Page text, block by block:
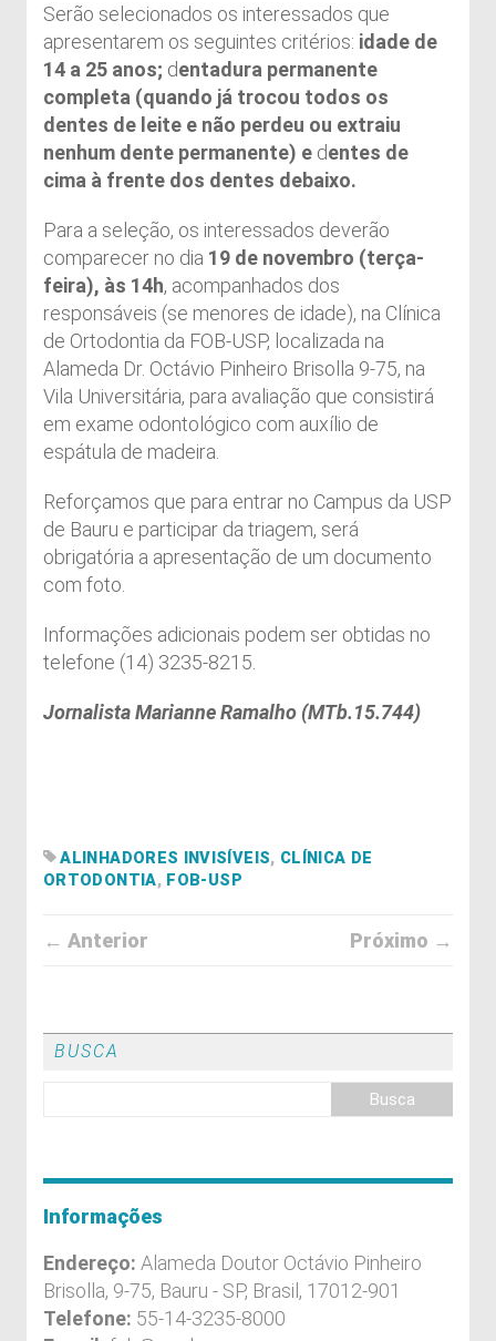
Serão selecionados os interessados que
apresentarem os seguintes critérios: idade de
14 a 25 anos; dentadura permanente
completa (quando já trocou todos os
dentes de leite e não perdeu ou extraiu
nenhum dente permanente) e dentes de
cima à frente dos dentes debaixo.
Para a seleção, os interessados deverão
comparecer no dia 19 de novembro (terça-
feira), às 14h, acompanhados dos
responsáveis (se menores de idade), na Clínica
de Ortodontia da FOB-USP, localizada na
Alameda Dr. Octávio Pinheiro Brisolla 9-75, na
Vila Universitária, para avaliação que consistirá
em exame odontológico com auxílio de
espátula de madeira.
Reforçamos que para entrar no Campus da USP
de Bauru e participar da triagem, será
obrigatória a apresentação de um documento
com foto.
Informações adicionais podem ser obtidas no
telefone (14) 3235-8215.
Jornalista Marianne Ramalho (MTb.15.744)
ALINHADORES INVISÍVEIS, CLÍNICA DE
ORTODONTIA, FOB-USP
← Anterior Próximo →
BUSCA
Informações
Endereço: Alameda Doutor Octávio Pinheiro
Brisolla, 9-75, Bauru - SP, Brasil, 17012-901
Telefone: 55-14-3235-8000